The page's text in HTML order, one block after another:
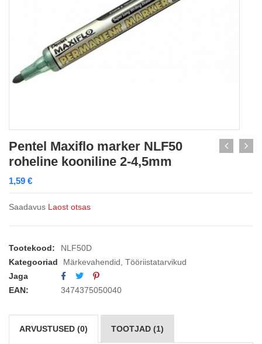
Pentel Maxiflo marker NLF50
roheline kooniline 2-4,5mm
1,59 €
Saadavus Laost otsas
Tootekood:
NLF50D
Kategooriad
Märkevahendid Tööriistatarvikud
Jaga
EAN:
3474375050040
ARVUSTUSED (0) TOOTJAD (1)